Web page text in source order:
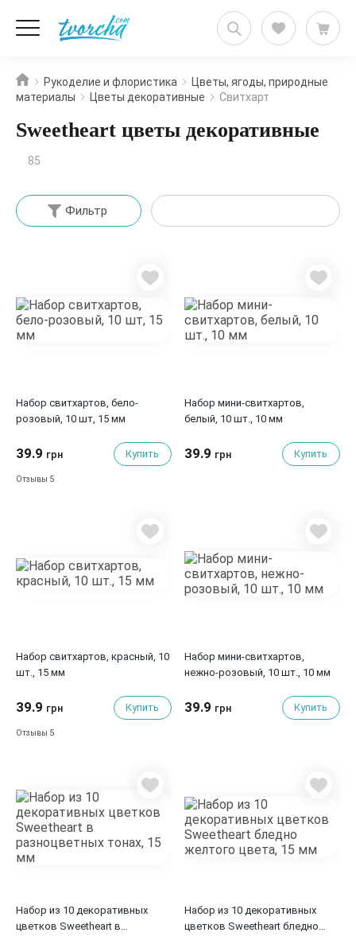
Рукоделие и флористика
Цветы, ягоды, природные
материалы
Цветы декоративные Свитхарт
Sweetheart цветы декоративные
85
Фильтр
Набор свитхартов, бело-
розовый, 10 шт, 15 мм
39.9 грн Купить
Отзывы 5
Набор мини-свитхартов,
белый, 10 шт., 10 мм
39.9 грн Купить
Набор свитхартов, красный, 10
шт., 15 мм
39.9 грн Купить
Отзывы 5
Набор мини-свитхартов,
нежно-розовый, 10 шт., 10 мм
39.9 грн Купить
Набор из 10 декоративных
цветков Sweetheart в
Набор из 10 декоративных
цветков Sweetheart бледно